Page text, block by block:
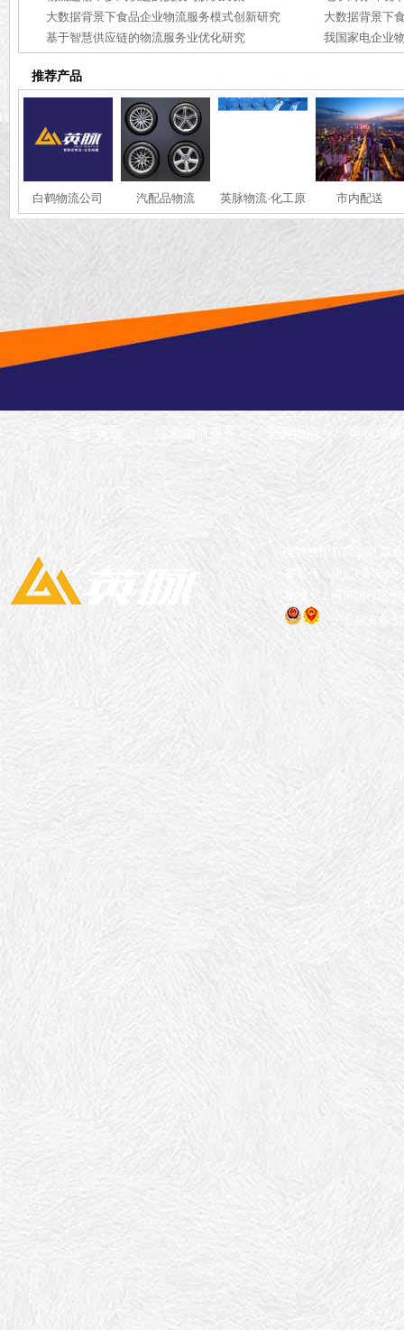
大数据背景下食品企业物流服务模式创新研究
大数据背景下
基于智慧供应链的物流服务业优化研究
推荐产品
白鹤物流公司 汽配品物流
英脉物流·化工原
料·全国冷链运输
市内配送
备案号：沪ICP备
地址：上海市闵行区
沪公网安备